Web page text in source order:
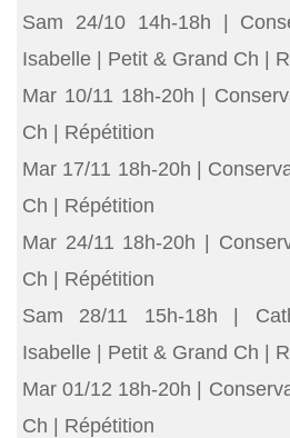
Sam 24/10 14h-18h |
Isabelle | Petit & Grand Ch |
Mar 10/11 18h-20h |
Ch | Répétition
Mar 17/11 18h-20h |
Ch | Répétition
Mar 24/11 18h-20h |
Ch | Répétition
Sam 28/11 15h-18h |
Isabelle | Petit & Grand Ch |
Mar 01/12 18h-20h |
Ch | Répétition